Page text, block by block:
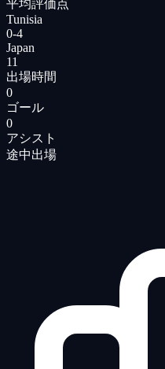
平均評価点
Tunisia
0-4
Japan
11
出場時間
0
ゴール
0
アシスト
途中出場